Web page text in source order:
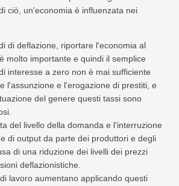
ciò, un'economia è influenzata nei
di deflazione, riportare l'economia al
molto importante e quindi il semplice
interesse a zero non è mai sufficiente
l'assunzione e l'erogazione di prestiti, e
del genere questi tassi sono
del livello della domanda e l'interruzione
di output da parte dei produttori e degli
di una riduzione dei livelli dei prezzi
deflazionistiche.
lavoro aumentano applicando questi